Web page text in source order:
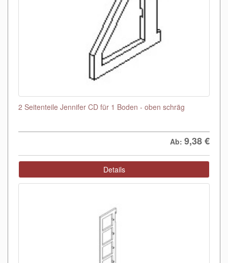
2 Seitenteile Jennifer CD für 1 Boden - oben schräg
Ab: 9,38€
Details